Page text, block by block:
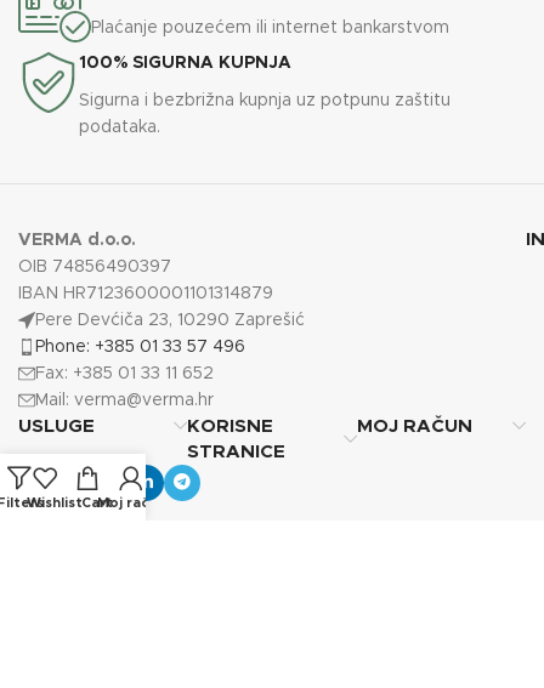
Plaćanje pouzećem ili internet bankarstvom
100% SIGURNA KUPNJA
Sigurna i bezbrižna kupnja uz potpunu zaštitu
podataka.
VERMA d.o.o.
OIB 74856490397
IBAN HR7123600001101314879
Pere Devćiča 23, 10290 Zaprešić
Phone: +385 01 33 57 496
Fax: +385 01 33 11 652
Mail: verma@verma.hr
USLUGE
KORISNE
STRANICE
MOJ RAČUN
WishlistCartMoj račun